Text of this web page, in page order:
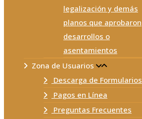
legalización y demás
planos que aprobaron
desarrollos o
asentamientos
Zona de Usuarios
Descarga de Formularios
Pagos en Línea
Preguntas Frecuentes